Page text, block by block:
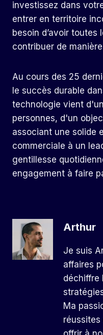
investissez dans
entrer en territoire
besoin d’avoir toutes
contribuer de
Au cours des 25
le succès durable
technologie vient
personnes, d'un
associant une solide
commerciale à un
gentillesse
engagement à faire
Arthur
Je suis
affaires
déchiffre
Ma